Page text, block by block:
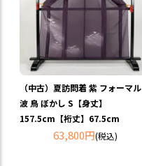
（中古）夏訪問着 紫 フォーマル
波 鳥 ぼかし S【身丈】
157.5cm【裄丈】67.5cm
63,800円(税込)